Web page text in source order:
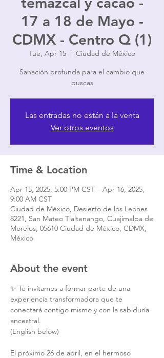
17 a 18 de Mayo -
CDMX - Centro Q (1)
Tue, Apr 15
  |
Ciudad de México
Sanación profunda para el cambio que
buscas
Las entradas no están a la venta
Ver otros eventos
Time & Location
Apr 15, 2025, 5:00 PM CST – Apr 16, 2025,
9:00 AM CST
Ciudad de México, Desierto de los Leones
8221, San Mateo Tlaltenango, Cuajimalpa de
Morelos, 05610 Ciudad de México, CDMX,
México
About the event
✨ Te invitamos a formar parte de una
experiencia transformadora que te
conectará contigo mismo y con la sabiduría
ancestral.
(English below)
El próximo 26 de abril, en el hermoso